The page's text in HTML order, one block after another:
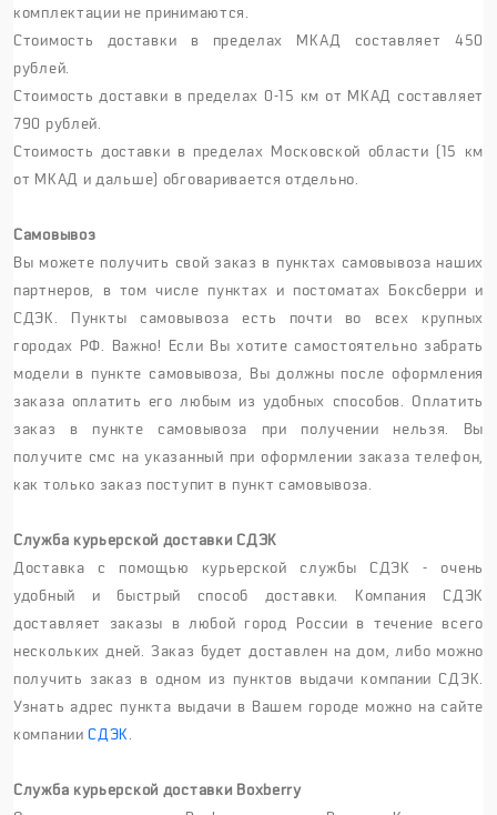
комплектации не принимаются.
Стоимость доставки в пределах МКАД составляет 450
рублей.
Стоимость доставки в пределах 0-15 км от МКАД составляет
790 рублей.
Стоимость доставки в пределах Московской области (15 км
от МКАД и дальше) обговаривается отдельно.
Самовывоз
Вы можете получить свой заказ в пунктах самовывоза наших
партнеров, в том числе пунктах и постоматах Боксберри и
СДЭК. Пункты самовывоза есть почти во всех крупных
городах РФ. Важно! Если Вы хотите самостоятельно забрать
модели в пункте самовывоза, Вы должны после оформления
заказа оплатить его любым из удобных способов. Оплатить
заказ в пункте самовывоза при получении нельзя. Вы
получите смс на указанный при оформлении заказа телефон,
как только заказ поступит в пункт самовывоза.
Служба курьерской доставки СДЭК
Доставка с помощью курьерской службы СДЭК - очень
удобный и быстрый способ доставки. Компания СДЭК
доставляет заказы в любой город России в течение всего
нескольких дней. Заказ будет доставлен на дом, либо можно
получить заказ в одном из пунктов выдачи компании СДЭК.
Узнать адрес пункта выдачи в Вашем городе можно на сайте
компанииСДЭК.
Служба курьерской доставки Boxberry